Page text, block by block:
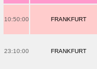
10:50:00 FRANKFURT
23:10:00 FRANKFURT